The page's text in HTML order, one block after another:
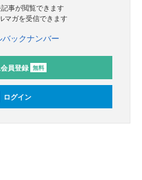
記事が閲覧できます
マガを受信できます
バックナンバー
員登録 無料
ログイン